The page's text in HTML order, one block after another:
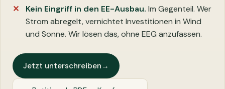
Kein Eingriff in den EE-Ausbau. Im Gegenteil. Wer
Strom abregelt, vernichtet Investitionen in Wind
und Sonne. Wir lösen das, ohne EEG anzufassen.
Jetzt unterschreiben →